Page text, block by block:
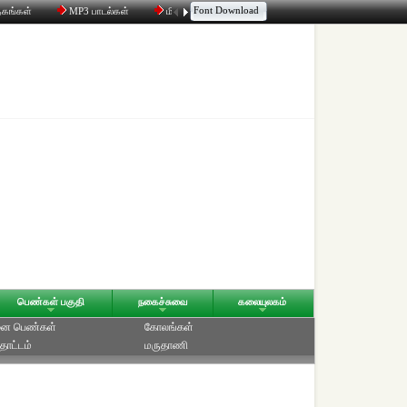
MP3 பாடல்கள் மின்னஞ்சல் திரட்டி உரையாடல்
Font Download
பெண்கள் பகுதி நகைச்சுவை கலையுலகம்
பெண்கள்
கோலங்கள்
மருதாணி